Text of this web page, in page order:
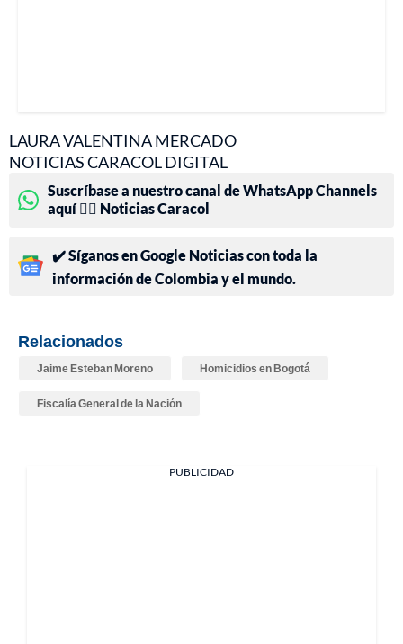
LAURA VALENTINA MERCADO
NOTICIAS CARACOL DIGITAL
Suscríbase a nuestro canal de WhatsApp Channels
aquí 👉🏻 Noticias Caracol
✔️ Síganos en Google Noticias con toda la
información de Colombia y el mundo.
Relacionados
Jaime Esteban Moreno Homicidios en Bogotá
Fiscalía General de la Nación
PUBLICIDAD